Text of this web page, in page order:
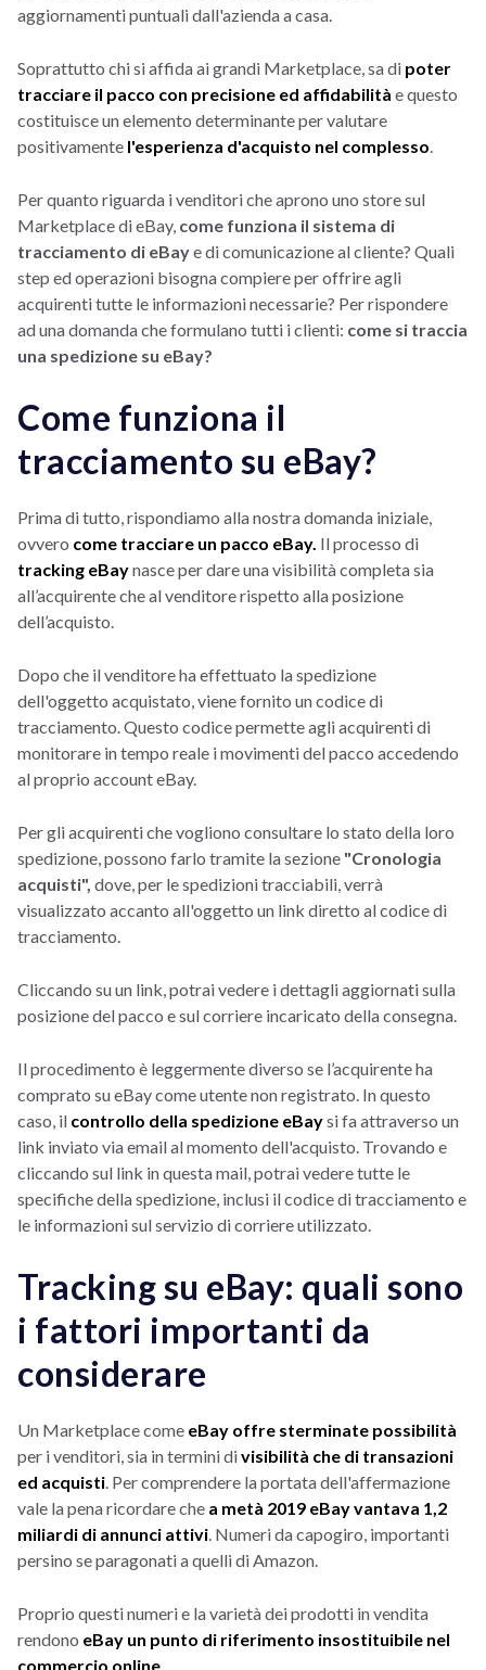
aggiornamenti puntuali dall'azienda a casa.
Soprattutto chi si affida ai grandi Marketplace, sa di poter
tracciare il pacco con precisione ed affidabilità e questo
costituisce un elemento determinante per valutare
positivamente l'esperienza d'acquisto nel complesso
Per quanto riguarda i venditori che aprono uno store sul
Marketplace di eBay, come funziona il sistema di
tracciamento di eBaye di comunicazione al cliente? Quali
step ed operazioni bisogna compiere per offrire agli
acquirenti tutte le informazioni necessarie? Per rispondere
ad una domanda che formulano tutti i clienti: come si traccia
una spedizione su eBay?
Come funziona il
tracciamento su eBay?
Prima di tutto, rispondiamo alla nostra domanda iniziale,
ovvero come tracciare un pacco eBay. Il processo di
tracking eBaynasce per dare una visibilità completa sia
all’acquirente che al venditore rispetto alla posizione
dell’acquisto.
Dopo che il venditore ha effettuato la spedizione
dell'oggetto acquistato, viene fornito un codice di
tracciamento. Questo codice permette agli acquirenti di
monitorare in tempo reale i movimenti del pacco accedendo
al proprio account eBay.
Per gli acquirenti che vogliono consultare lo stato della loro
spedizione, possono farlo tramite la sezione "Cronologia
acquisti", dove, per le spedizioni tracciabili, verrà
visualizzato accanto all'oggetto un link diretto al codice di
tracciamento.
Cliccando su un link, potrai vedere i dettagli aggiornati sulla
posizione del pacco e sul corriere incaricato della consegna.
Il procedimento è leggermente diverso se l’acquirente ha
comprato su eBay come utente non registrato. In questo
caso, il controllo della spedizione eBaysi fa attraverso un
link inviato via email al momento dell'acquisto. Trovando e
cliccando sul link in questa mail, potrai vedere tutte le
specifiche della spedizione, inclusi il codice di tracciamento e
le informazioni sul servizio di corriere utilizzato.
Tracking su eBay: quali sono
i fattori importanti da
considerare
Un Marketplace come eBay offre sterminate possibilità
per i venditori, sia in termini divisibilità che di transazioni
ed acquisti . Per comprendere la portata dell'affermazione
vale la pena ricordare che a metà 2019 eBay vantava 1,2
miliardi di annunci attivi . Numeri da capogiro, importanti
persino se paragonati a quelli di Amazon.
Proprio questi numeri e la varietà dei prodotti in vendita
rendono eBay un punto di riferimento insostituibile nel
commercio online